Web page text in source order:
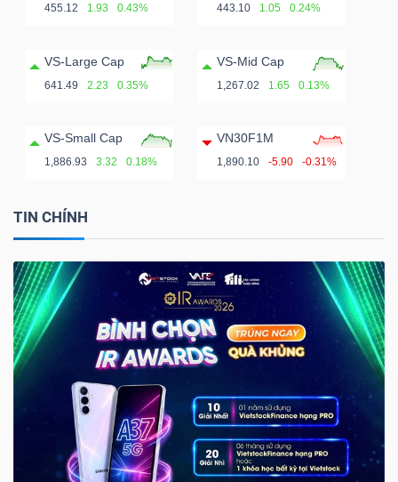
455.12 1.93 0.43% 443.10 1.05 0.24%
VS-Large Cap
641.49 2.23 0.35%
VS-Mid Cap
1,267.02 1.65 0.13%
VS-Small Cap
1,886.93 3.32 0.18%
VN30F1M
1,890.10 -5.90 -0.31%
TIN CHÍNH